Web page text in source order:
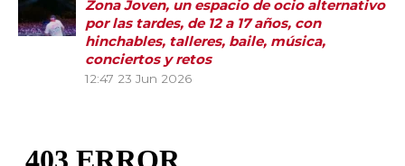
Zona Joven, un espacio de ocio alternativo
por las tardes, de 12 a 17 años, con
hinchables, talleres, baile, música,
conciertos y retos
12:47 23 Jun 2026